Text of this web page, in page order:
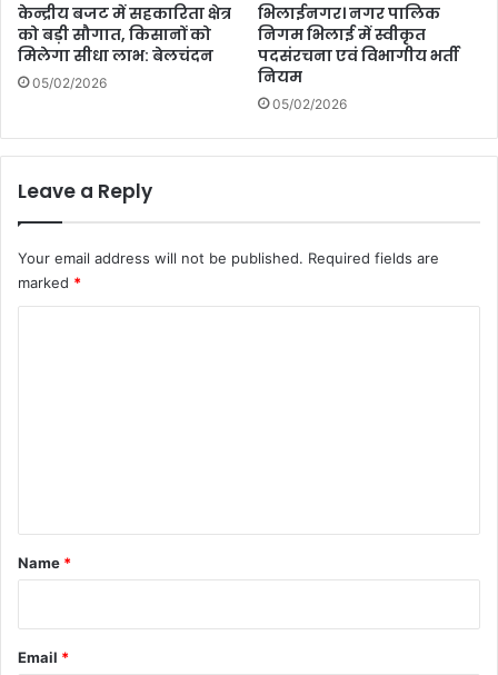
केन्द्रीय बजट में सहकारिता क्षेत्र
को बड़ी सौगात, किसानों को
मिलेगा सीधा लाभ: बेलचंदन
05/02/2026
भिलाईनगर। नगर पालिक
निगम भिलाई में स्वीकृत
पदसंरचना एवं विभागीय भर्ती
नियम
05/02/2026
Leave a Reply
Your email address will not be published. Required fields are
marked *
*
Name *
Email *